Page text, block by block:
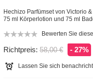
Hechizo Parfümset von Victorio
75 ml Körperlotion und 75 ml
Bewerten Sie
Richtpreis: 58,00 € - 27%
Lassen Sie sich